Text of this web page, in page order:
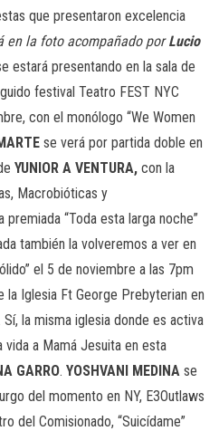
que presentaron excelencia
en la foto acompañado porLucio
estará presentando en la sala de
festival Teatro FEST NYC
con el monólogo “We Women
se verá por partida doble en
YUNIOR A VENTURA, con la
Macrobióticas y
“Toda esta larga noche”
también la volveremos a ver en
el 5 de noviembre a las 7pm
Iglesia Ft George Prebyterian en
la misma iglesia donde es activa
vida a Mamá Jesuita en esta
GARRO. YOSHVANI MEDINA se
del momento en NY, E3Outlaws
del Comisionado, “Suicídame”